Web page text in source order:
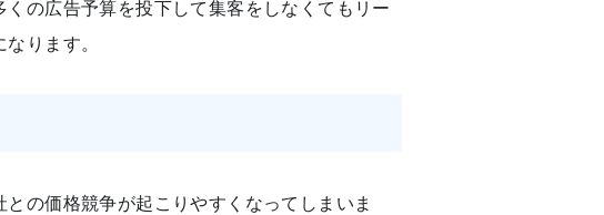
の広告予算を投下して集客をしなくてもリー
ります。
の価格競争が起こりやすくなってしまいま